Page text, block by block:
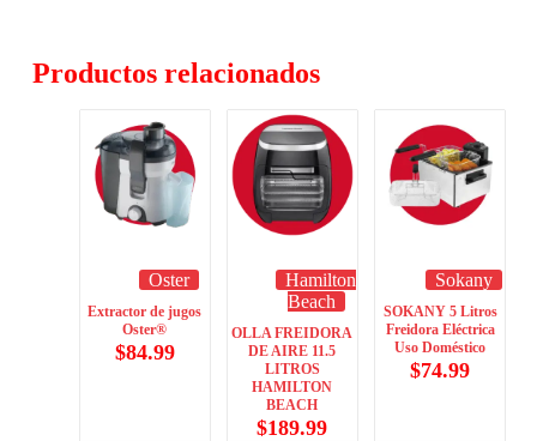
Productos relacionados
Oster
Extractor de jugos
Oster®
$84.99
Hamilton
Beach
OLLA FREIDORA
DE AIRE 11.5
LITROS
HAMILTON
BEACH
$189.99
Sokany
SOKANY 5 Litros
Freidora Eléctrica
Uso Doméstico
$74.99